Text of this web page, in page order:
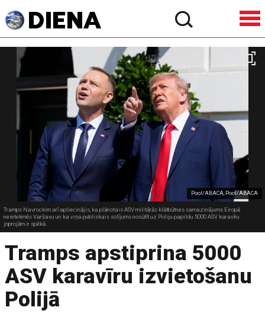
Pool/ABACA, Pool/ABACA
Tramps Navrockim arī apliecinājis, ka plānotais ASV militārās klātbūtnes samazinājums Eiropā
neietekmēs Varšavu un ka viņa publiskais solījums nosūtīt uz Poliju papildu 5000 ASV karavīru
joprojām ir spēkā.
Tramps apstiprina 5000
ASV karavīru izvietošanu
Polijā